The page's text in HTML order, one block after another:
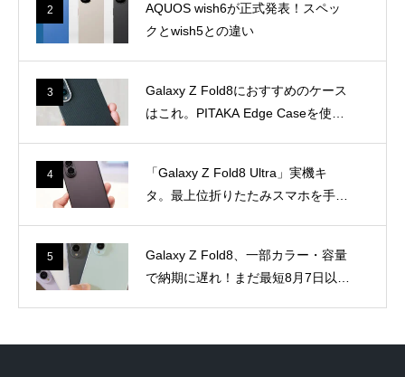
2
AQUOS wish6が正式発表！スペッ
クとwish5との違い
3
Galaxy Z Fold8におすすめのケース
はこれ。PITAKA Edge Caseを使っ
4
「Galaxy Z Fold8 Ultra」実機キ
タ。最上位折りたたみスマホを手に
5
Galaxy Z Fold8、一部カラー・容量
で納期に遅れ！まだ最短8月7日以降